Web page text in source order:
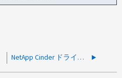
NetApp Cinder ドライバーが原因で ONTAP 9.8 SVM 認証エラーが発生する